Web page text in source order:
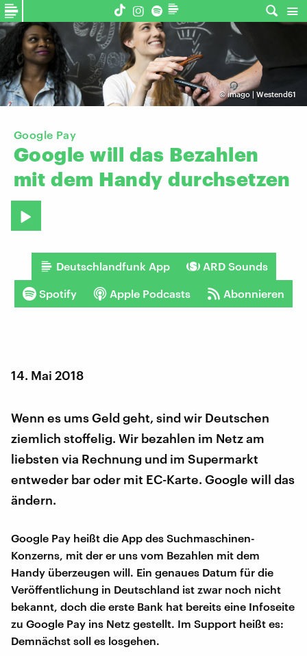
©imago | Westend61
Google Pay
Google will das Bezahlen
mit dem Handy durchsetzen
Deutschlandfunk App ARD Sounds
Spotify Apple Podcasts Abonnieren
14. Mai 2018
Wenn es ums Geld geht, sind wir Deutschen
ziemlich stoffelig. Wir bezahlen im Netz am
liebsten via Rechnung und im Supermarkt
entweder bar oder mit EC-Karte. Google will das
ändern.
Google Pay heißt die App des Suchmaschinen-
Konzerns, mit der er uns vom Bezahlen mit dem
Handy überzeugen will. Ein genaues Datum für die
Veröffentlichung in Deutschland ist zwar noch nicht
bekannt, doch die erste Bank hat bereits eine Infoseite
zu Google Pay ins Netz gestellt. Im Support heißt es:
Demnächst soll es losgehen.